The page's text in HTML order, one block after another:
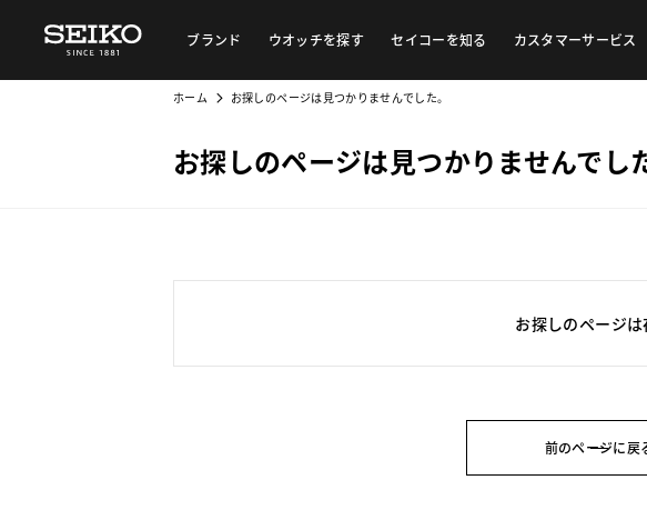
ブランド ウオッチを探す セイコーを知る カスタマーサービス
ホーム お探しのページは見つかりませんでした。
お探しのページは見つかりませんでし
お探しのページは
前のページに戻